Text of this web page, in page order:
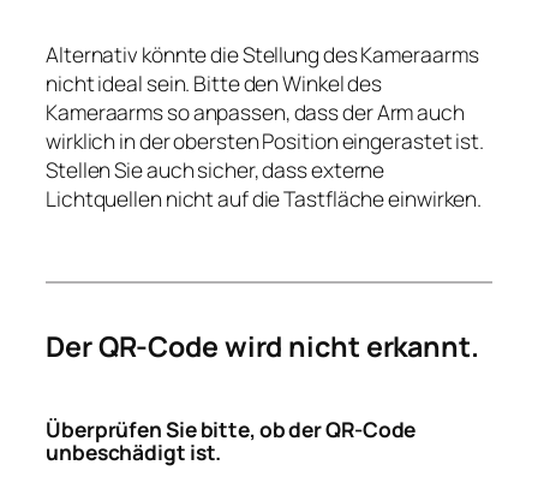
Alternativ könnte die Stellung des Kameraarms
nicht ideal sein. Bitte den Winkel des
Kameraarms so anpassen, dass der Arm auch
wirklich in der obersten Position eingerastet ist.
Stellen Sie auch sicher, dass externe
Lichtquellen nicht auf die Tastfläche einwirken.
Der QR-Code wird nicht erkannt.
Überprüfen Sie bitte, ob der QR-Code
unbeschädigt ist.